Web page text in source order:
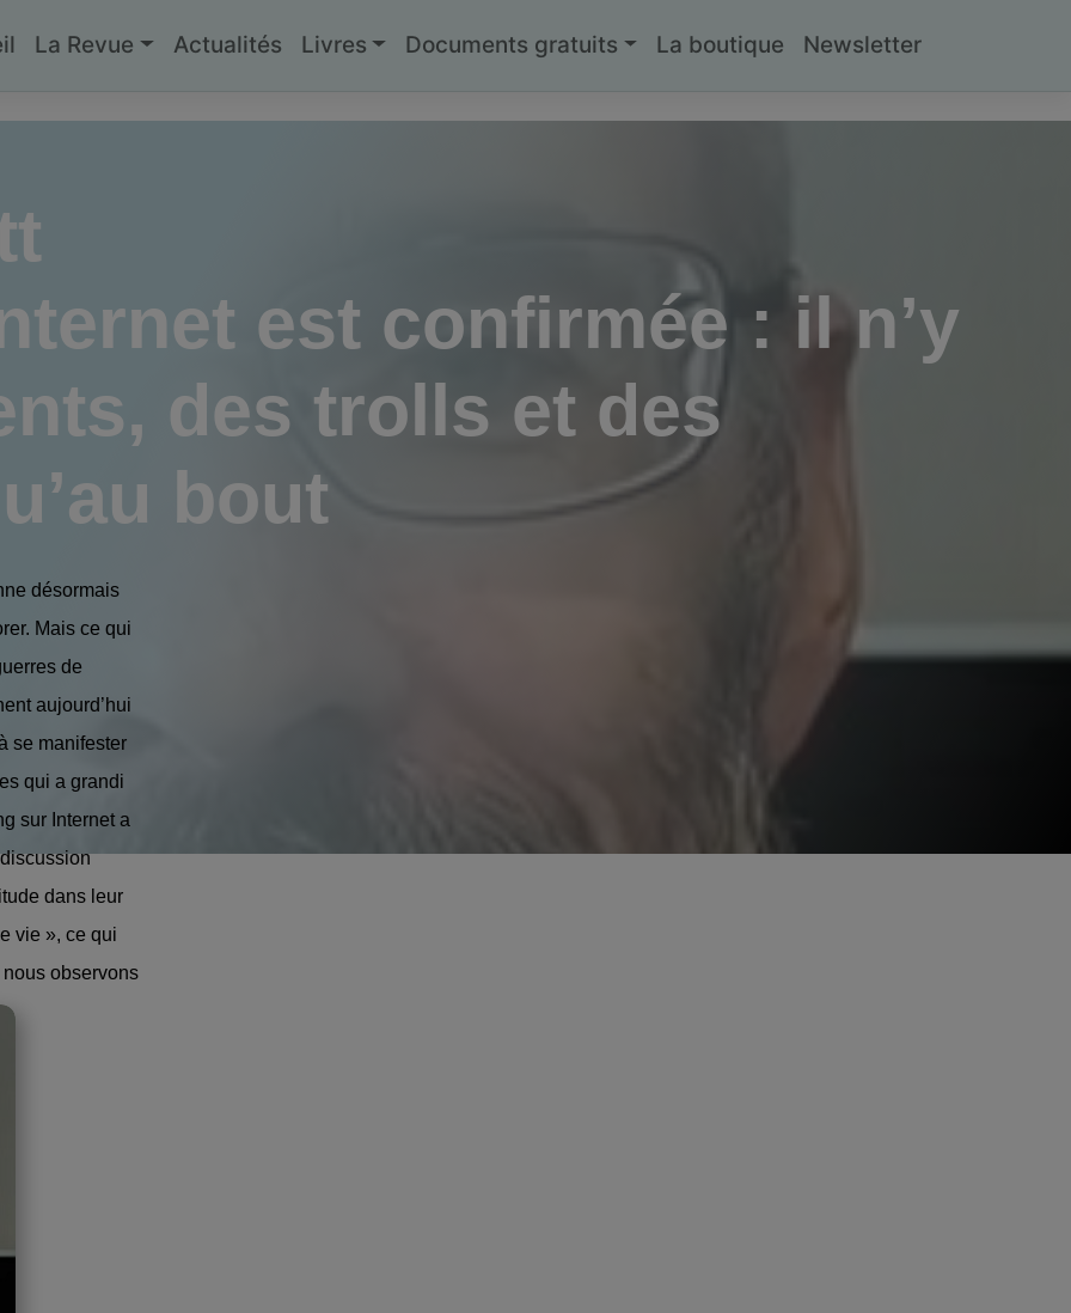
La Revue Actualités Livres Documents gratuits La boutique Newsletter
est confirmée : il n’y
des trolls et des
bout
désormais
Mais ce qui
de
aujourd’hui
se manifester
qui a grandi
sur Internet a
dans leur
vie », ce qui
observons